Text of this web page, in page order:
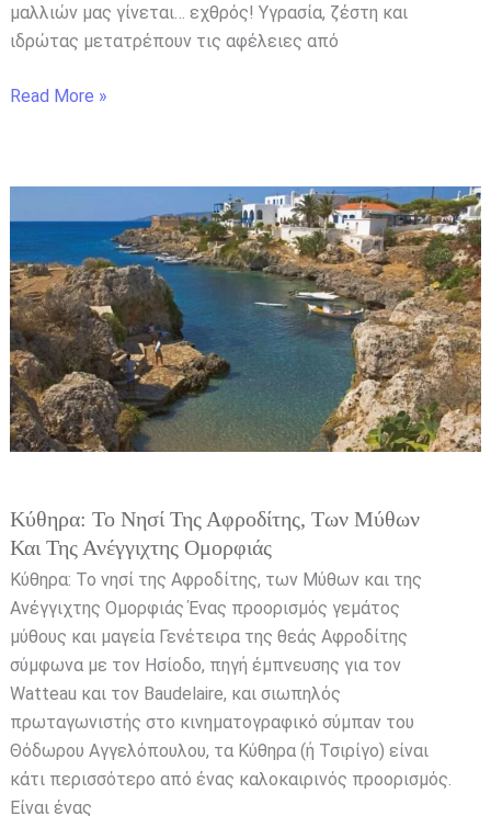
μαλλιών μας γίνεται… εχθρός! Υγρασία, ζέστη και
ιδρώτας μετατρέπουν τις αφέλειες από
Read More »
Κύθηρα: Το Νησί Της Αφροδίτης, Των Μύθων
Και Της Ανέγγιχτης Ομορφιάς
Κύθηρα: Το νησί της Αφροδίτης, των Μύθων και της
Ανέγγιχτης Ομορφιάς Ένας προορισμός γεμάτος
μύθους και μαγεία Γενέτειρα της θεάς Αφροδίτης
σύμφωνα με τον Ησίοδο, πηγή έμπνευσης για τον
Watteau και τον Baudelaire, και σιωπηλός
πρωταγωνιστής στο κινηματογραφικό σύμπαν του
Θόδωρου Αγγελόπουλου, τα Κύθηρα (ή Τσιρίγο) είναι
κάτι περισσότερο από ένας καλοκαιρινός προορισμός.
Είναι ένας
Το
νησί
της
Αφροδίτης,
των
Μύθων
και
της
Ανέγγιχτης